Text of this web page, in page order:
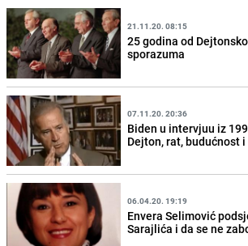
21.11.20. 08:15
25 godina od
sporazuma
07.11.20. 20:36
Biden u intervjuu iz
Dejton, rat, budućnost
06.04.20. 19:19
Envera Selimović
Sarajlića i da se ne